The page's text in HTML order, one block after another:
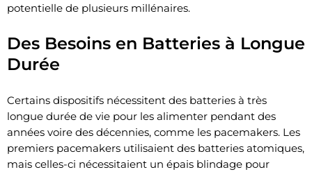
potentielle de plusieurs millénaires.
Des Besoins en Batteries à Longue
Durée
Certains dispositifs nécessitent des batteries à très
longue durée de vie pour les alimenter pendant des
années voire des décennies, comme les pacemakers. Les
premiers pacemakers utilisaient des batteries atomiques,
mais celles-ci nécessitaient un épais blindage pour